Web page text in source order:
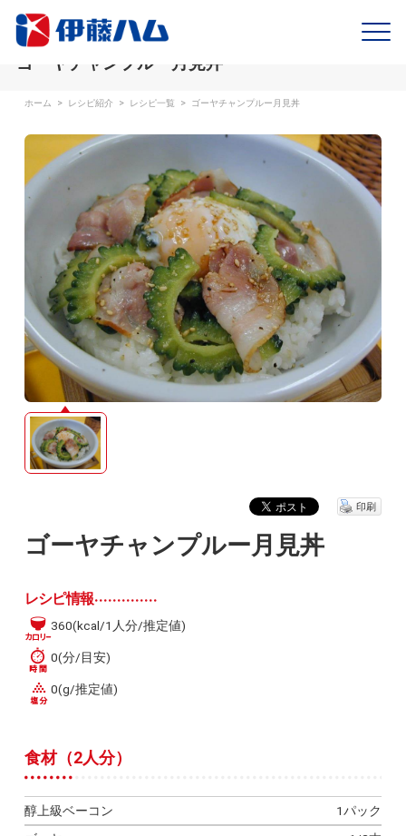
ゴーヤチャンプルー月見丼
ホーム > レシピ紹介 > レシピ一覧 > ゴーヤチャンプルー月見丼
ゴーヤチャンプルー月見丼
印刷
レシピ情報
360(kcal/1人分/推定値)
0(分/目安)
0(g/推定値)
食材（2人分）
醇上級ベーコン
1パック